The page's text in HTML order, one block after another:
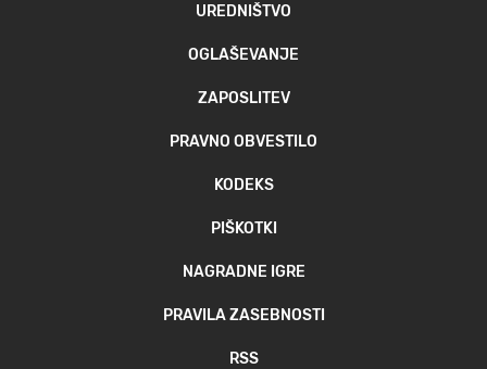
UREDNIŠTVO
OGLAŠEVANJE
ZAPOSLITEV
PRAVNO OBVESTILO
KODEKS
PIŠKOTKI
NAGRADNE IGRE
PRAVILA ZASEBNOSTI
RSS